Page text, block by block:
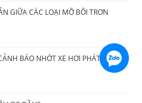
GIỮA CÁC LOẠI MỠ BÔI TRƠN
BÁO NHỚT XE HƠI PHÁT SÁNG